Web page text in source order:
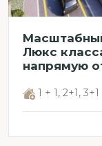
Люкс
напрямую
1 + 1, 2+1, 3+1